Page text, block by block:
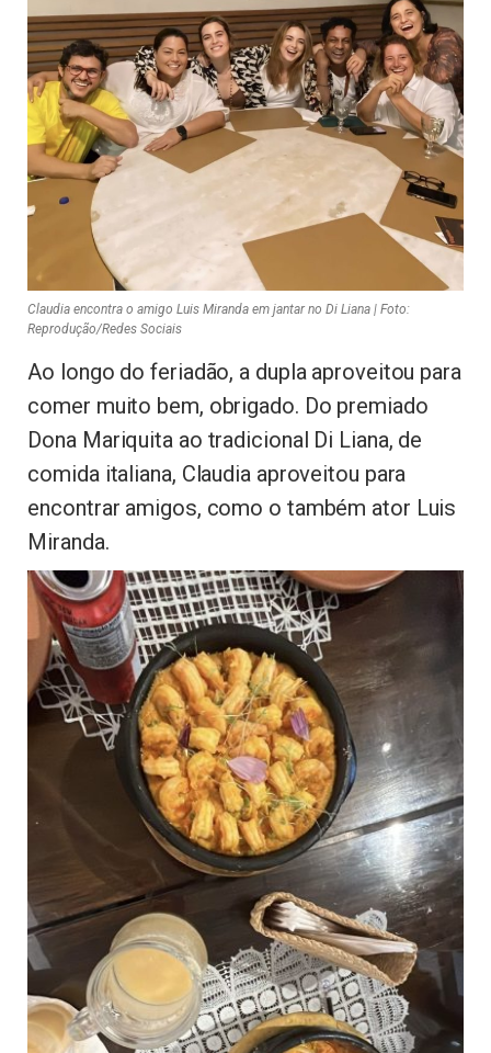
Claudia encontra o amigo Luis Miranda em jantar no Di Liana | Foto:
Reprodução/Redes Sociais
Ao longo do feriadão, a dupla aproveitou para
comer muito bem, obrigado. Do premiado
Dona Mariquita ao tradicional Di Liana, de
comida italiana, Claudia aproveitou para
encontrar amigos, como o também ator Luis
Miranda.